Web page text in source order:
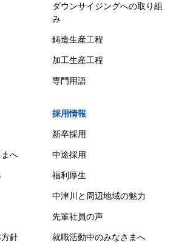
ダウンサイジングへの取り組
み
鋳造生産工程
加工生産工程
専門用語
へ
針
採用情報
新卒採用
中途採用
福利厚生
中津川と周辺地域の魅力
先輩社員の声
就職活動中のみなさまへ